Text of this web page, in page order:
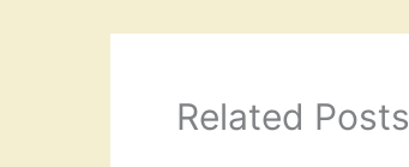
Related Posts